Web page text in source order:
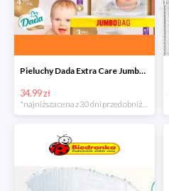
Pieluchy Dada Extra Care Jumbo Bag w super cenie
34.99 zł
*najniższa cena z 30 dni przed obniżką